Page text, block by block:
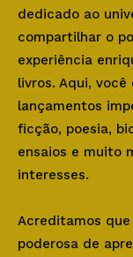
dedicado ao
compartilhar o
experiência
livros. Aqui,
lançamentos
ficção, poesia,
ensaios e muito
interesses.
Acreditamos
poderosa de